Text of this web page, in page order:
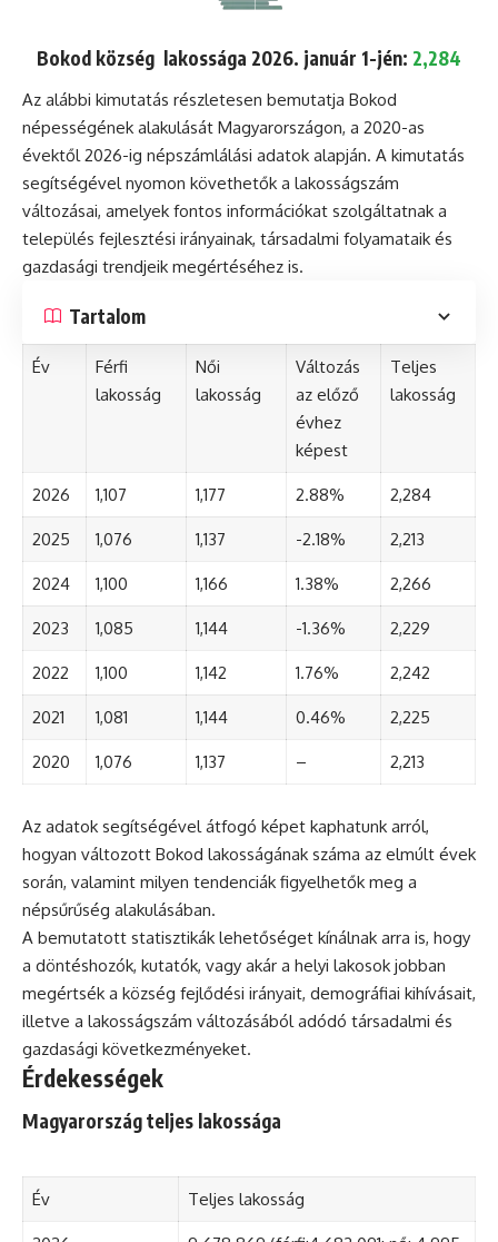
Bokod község lakossága 2026. január 1-jén: 2,284
Az alábbi kimutatás részletesen bemutatja Bokod
népességének alakulását Magyarországon, a 2020-as
évektől 2026-ig népszámlálási adatok alapján. A kimutatás
segítségével nyomon követhetők a lakosságszám
változásai, amelyek fontos információkat szolgáltatnak a
település fejlesztési irányainak, társadalmi folyamataik és
gazdasági trendjeik megértéséhez is.
Tartalom
Év
Férfi
lakosság
Női
lakosság
Változás
az előző
évhez
képest
Teljes
lakosság
2026 1,107 1,177 2.88% 2,284
2025 1,076 1,137 -2.18% 2,213
2024 1,100 1,166 1.38% 2,266
2023 1,085 1,144 -1.36% 2,229
2022 1,100 1,142 1.76% 2,242
2021 1,081 1,144 0.46% 2,225
2020 1,076 1,137 – 2,213
Az adatok segítségével átfogó képet kaphatunk arról,
hogyan változott Bokod lakosságának száma az elmúlt évek
során, valamint milyen tendenciák figyelhetők meg a
népsűrűség alakulásában.
A bemutatott statisztikák lehetőséget kínálnak arra is, hogy
a döntéshozók, kutatók, vagy akár a helyi lakosok jobban
megértsék a község fejlődési irányait, demográfiai kihívásait,
illetve a lakosságszám változásából adódó társadalmi és
gazdasági következményeket.
Érdekességek
Magyarország teljes lakossága
Év Teljes lakosság